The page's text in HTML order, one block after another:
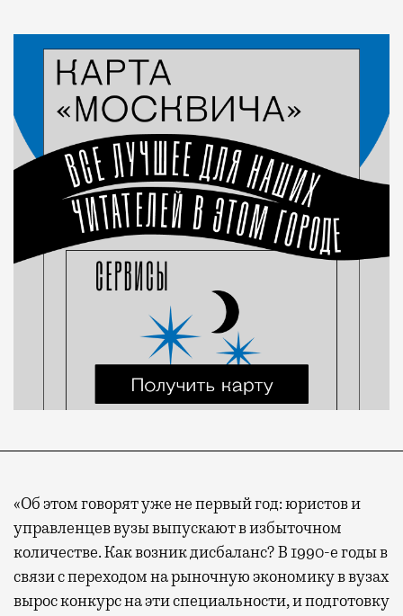
«Об этом говорят уже не первый год: юристов и
управленцев вузы выпускают в избыточном
количестве. Как возник дисбаланс? В 1990-е годы в
связи с переходом на рыночную экономику в вузах
вырос конкурс на эти специальности, и подготовку